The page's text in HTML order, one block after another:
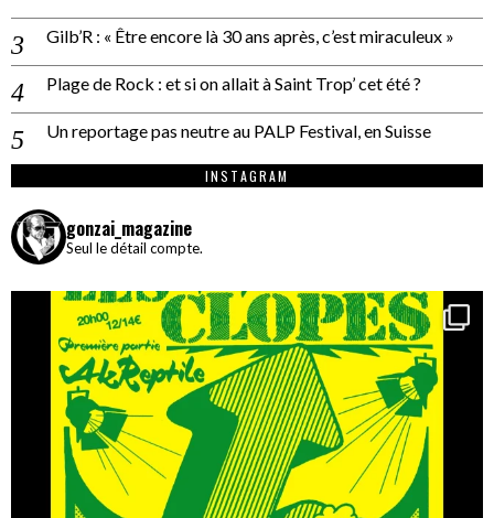
Gilb’R : « Être encore là 30 ans après, c’est miraculeux »
Plage de Rock : et si on allait à Saint Trop’ cet été ?
Un reportage pas neutre au PALP Festival, en Suisse
INSTAGRAM
gonzai_magazine
Seul le détail compte.